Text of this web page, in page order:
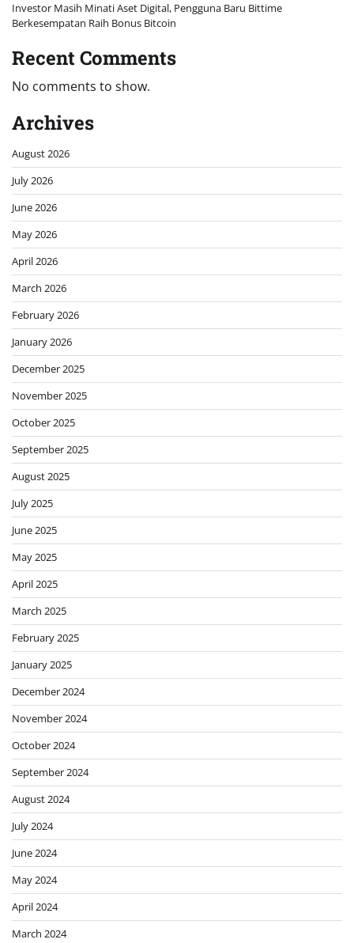
Investor Masih Minati Aset Digital, Pengguna Baru Bittime
Berkesempatan Raih Bonus Bitcoin
Recent Comments
No comments to show.
Archives
August 2026
July 2026
June 2026
May 2026
April 2026
March 2026
February 2026
January 2026
December 2025
November 2025
October 2025
September 2025
August 2025
July 2025
June 2025
May 2025
April 2025
March 2025
February 2025
January 2025
December 2024
November 2024
October 2024
September 2024
August 2024
July 2024
June 2024
May 2024
April 2024
March 2024